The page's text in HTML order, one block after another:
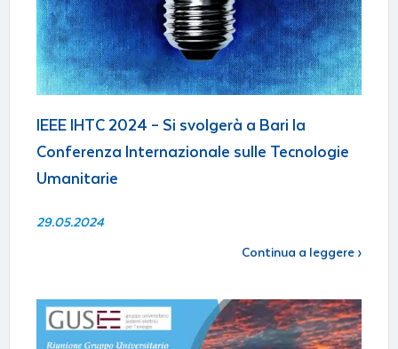
IEEE IHTC 2024 – Si svolgerà a Bari la
Conferenza Internazionale sulle Tecnologie
Umanitarie
29.05.2024
Continua a leggere ›